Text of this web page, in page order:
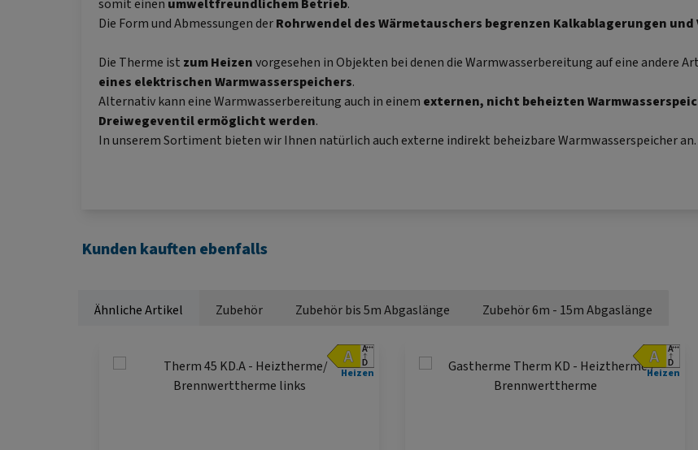
somit einen umweltfreundlichem Betrieb.
Die Form und Abmessungen derRohrwendel des Wärmetauschers begrenzen Kalkablagerungen
Die Therme ist zum Heizenvorgesehen in Objekten bei denen die Warmwasserbereitung auf eine andere
eines elektrischen Warmwasserspeichers.
Alternativ kann eine Warmwasserbereitung auch in einem externen, nicht beheizten
Dreiwegeventil ermöglicht werden.
In unserem Sortiment bieten wir Ihnen natürlich auch externe indirekt beheizbare Warmwasserspeicher an.
Kunden kauften ebenfalls
Ähnliche Artikel Zubehör Zubehör bis 5m Abgaslänge
Zubehör 6m - 15m Abgaslänge
Heizen Heizen